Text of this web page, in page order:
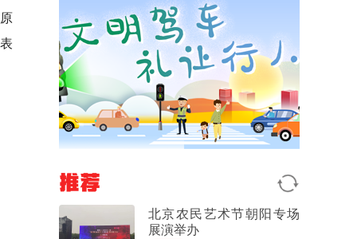
推荐
北京农民艺术节朝阳专场
展演举办